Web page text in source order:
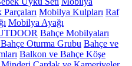
Mobilya Kulpları Raf
Mobilya Ayağı
Bahçe Mobilyaları
Oturma Grubu Bahçe ve
Balkon ve Bahçe Köşe